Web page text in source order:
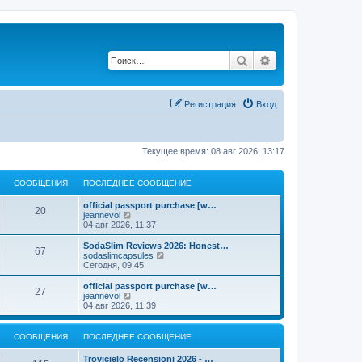
Поиск
Вход
Регистрация
Текущее время: 08 авг 2026, 13:17
СООБЩЕНИЯ ПОСЛЕДНЕЕ СООБЩЕНИЕ
20
official passport purchase [w…
jeannevol
е
р
е
й
т
п
о
с
л
д
н
е
04 авг 2026, 11:37
67
SodaSlim Reviews 2026: Honest…
sodaslimcapsules
р
е
к
п
о
с
Сегодня, 09:45
27
official passport purchase [w…
jeannevol
е
р
е
й
04 авг 2026, 11:39
СООБЩЕНИЯ ПОСЛЕДНЕЕ СООБЩЕНИЕ
Trovicielo Recensioni 2026 - …